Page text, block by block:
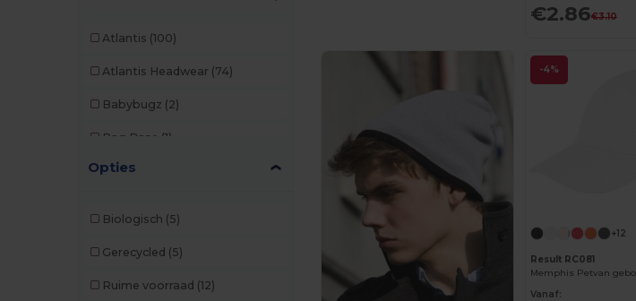
Atlantis (100)
Atlantis Headwear (74)
Babybugz (2)
Bag Base (1)
Beechfield
Opties
Biologisch (5)
Gerecycled (5)
Ruime voorraad (12)
€2.86€3.10
-4%
+12
Result RC081
Vanaf: